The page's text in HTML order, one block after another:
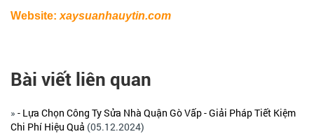
Website: xaysuanhauytin.com
Bài viết liên quan
» - Lựa Chọn Công Ty Sửa Nhà Quận Gò Vấp - Giải Pháp Tiết Kiệm
Chi Phí Hiệu Quả (05.12.2024)